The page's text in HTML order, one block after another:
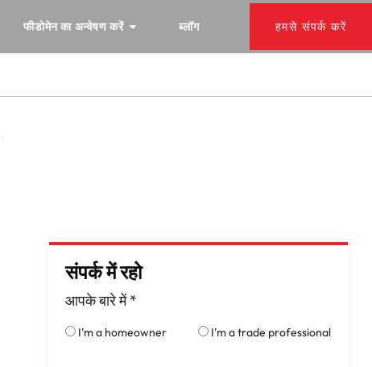
फीडोमेन का अन्वेषण करें ब्लॉग हमसे संपर्क करें
संपर्क में रहो
आपके बारे में *
I'm a homeowner I'm a trade professional